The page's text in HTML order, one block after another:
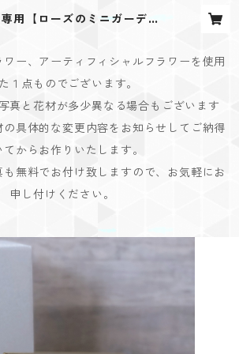
用【ローズのミニガーデン
ザイン)
ワー、アーティフィシャルフラワーを使用
１点ものでございます。
真と花材が多少異なる場合もございます
具体的な変更内容をお知らせしてご納得
てからお作りいたします。
無料でお付け致しますので、お気軽にお
申し付けください。